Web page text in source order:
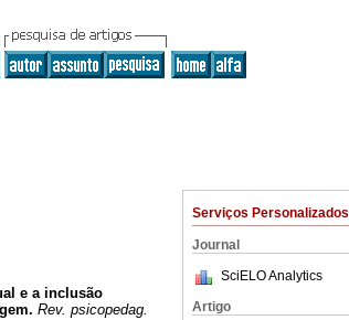
Serviços Personalizados
Journal
SciELO Analytics
Artigo
e a inclusão
. Rev. psicopedag.